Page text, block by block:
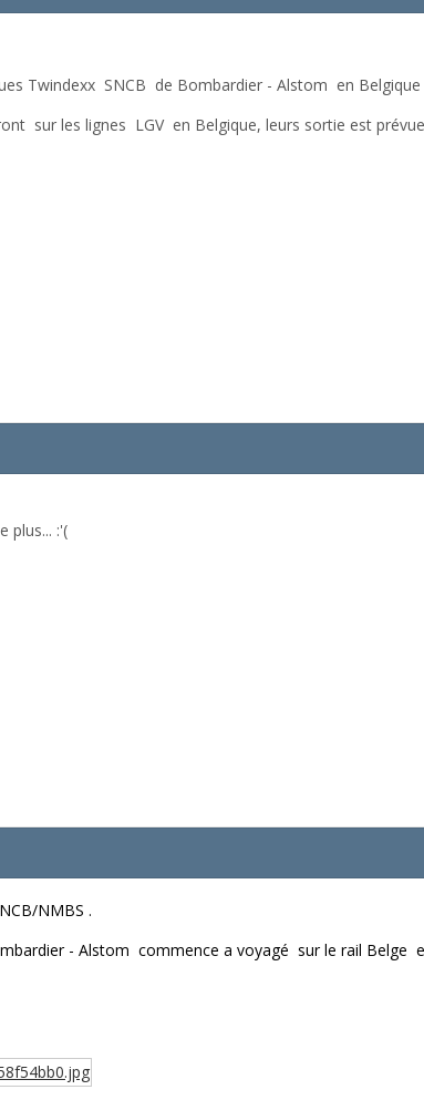
Twindexx SNCB de Bombardier - Alstom en
sur les lignes LGV en Belgique, leurs sortie est
plus... :'(
NMBS .
- Alstom commence a voyagé sur le rail Belge